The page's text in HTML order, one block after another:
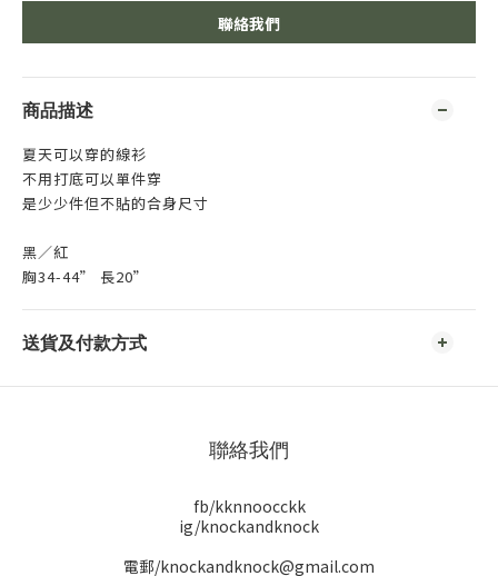
聯絡我們
商品描述
夏天可以穿的線衫
不用打底可以單件穿
是少少件但不貼的合身尺寸
黑／紅
胸34-44” 長20”
送貨及付款方式
聯絡我們
fb/kknnoocckk
ig/knockandknock
電郵/knockandknock@gmail.com